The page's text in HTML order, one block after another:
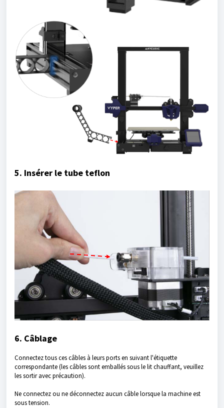
5. Insérer le tube teflon
6. Câblage
Connectez tous ces câbles à leurs ports en suivant l'étiquette
correspondante (les câbles sont emballés sous le lit chauffant, veuillez
les sortir avec précaution).
Ne connectez ou ne déconnectez aucun câble lorsque la machine est
sous tension.